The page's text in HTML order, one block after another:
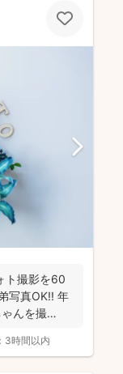
ト撮影を60
写真OK!! 年
んを撮
3時間以内